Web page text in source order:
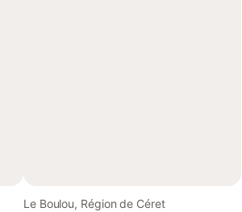
Le Boulou, Région de Céret